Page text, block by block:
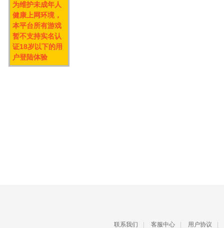
联系我们 客服中心 用户协议
为维护未成年人
健康上网环境，
本平台所有游戏
暂不支持实名认
证18岁以下的用
户登陆体验